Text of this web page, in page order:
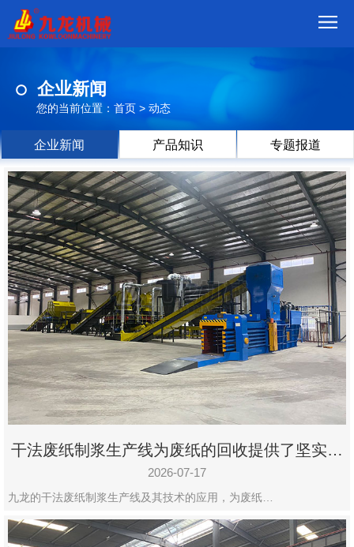
品
视
频
现
场
方
案
动
态联
系
郑
州
市
设
有
企业新闻
您的当前位置： 首页 > 动态
企业新闻 产品知识 专题报道
干法废纸制浆生产线为废纸的回收提供了坚实的
保障
2026-07-17
九龙的干法废纸制浆生产线及其技术的应用，为废纸…